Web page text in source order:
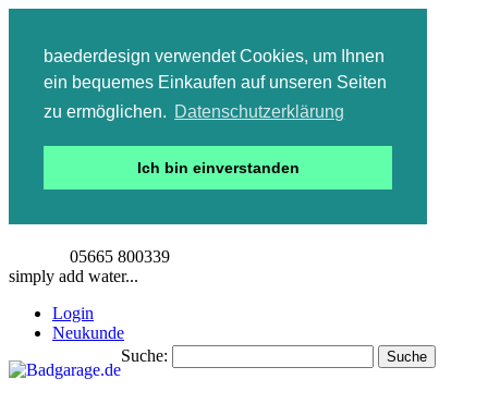
baederdesign verwendet Cookies, um Ihnen
ein bequemes Einkaufen auf unseren Seiten
zu ermöglichen. Datenschutzerklärung
Ich bin einverstanden
05665 800339
simply add water...
Login
Neukunde
Suche:
Suche